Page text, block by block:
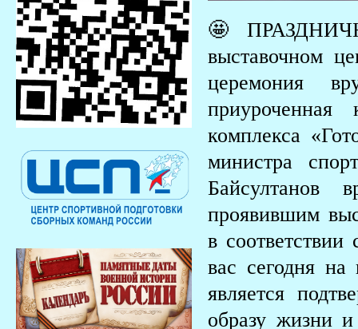
🤩
выставочном
церемония
приуроченная
комплекса
министра
Байсултанов
проявившим
в
вас сегодня
является
образу жизни